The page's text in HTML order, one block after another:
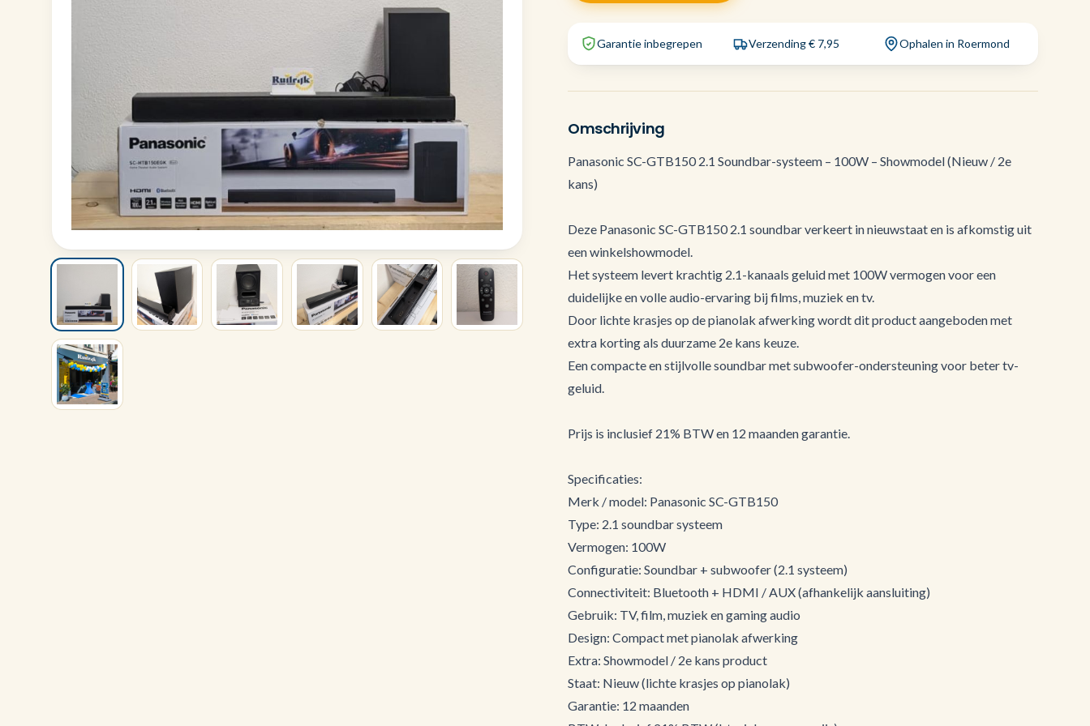
Garantie inbegrepen Verzending € 7,95 Ophalen in Roermond
Omschrijving
Panasonic SC-GTB150 2.1 Soundbar-systeem – 100W – Showmodel (Nieuw / 2e
kans)
Deze Panasonic SC-GTB150 2.1 soundbar verkeert in nieuwstaat en is afkomstig uit
een winkelshowmodel.
Het systeem levert krachtig 2.1-kanaals geluid met 100W vermogen voor een
duidelijke en volle audio-ervaring bij films, muziek en tv.
Door lichte krasjes op de pianolak afwerking wordt dit product aangeboden met
extra korting als duurzame 2e kans keuze.
Een compacte en stijlvolle soundbar met subwoofer-ondersteuning voor beter tv-
geluid.
Prijs is inclusief 21% BTW en 12 maanden garantie.
Specificaties:
Merk / model: Panasonic SC-GTB150
Type: 2.1 soundbar systeem
Vermogen: 100W
Configuratie: Soundbar + subwoofer (2.1 systeem)
Connectiviteit: Bluetooth + HDMI / AUX (afhankelijk aansluiting)
Gebruik: TV, film, muziek en gaming audio
Design: Compact met pianolak afwerking
Extra: Showmodel / 2e kans product
Staat: Nieuw (lichte krasjes op pianolak)
Garantie: 12 maanden